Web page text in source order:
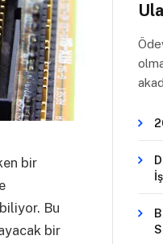
bir
Bu
bir